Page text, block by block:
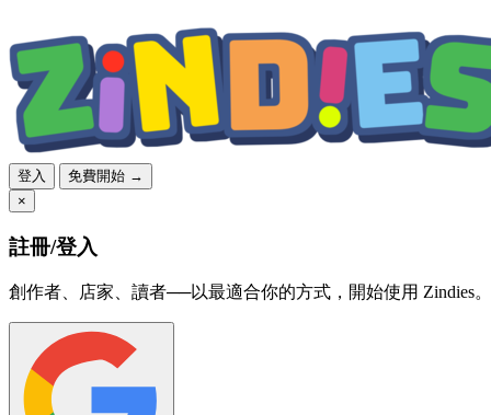
登入
免費開始 →
×
註冊/登入
創作者、店家、讀者──以最適合你的方式，開始使用 Zindies。